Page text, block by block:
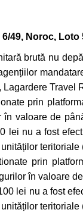
49, Noroc,
brută nu
Lagardere
prin
în valoare de
lei nu a fost
teritoriale
prin
în valoare
lei nu a fost
teritoriale